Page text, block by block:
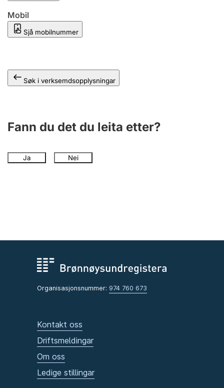
Mobil
Sjå mobilnummer
Søk i verksemdsopplysningar
Fann du det du leita etter?
Ja Nei
Organisasjonsnummer: 974 760 673
Kontakt oss
Driftsmeldingar
Om oss
Ledige stillingar